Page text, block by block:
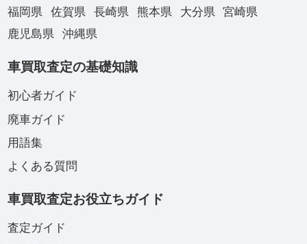
福岡県
佐賀県 長崎県 熊本県 大分県
宮崎県
鹿児島県
沖縄県
車買取査定の基礎知識
初心者ガイド
廃車ガイド
用語集
よくある質問
車買取査定お役立ちガイド
査定ガイド